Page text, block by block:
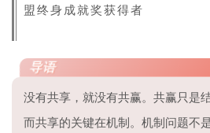
盟终身成就奖获得者
导语
没有共享，就没有共赢。共赢只是
而共享的关键在机制。机制问题不